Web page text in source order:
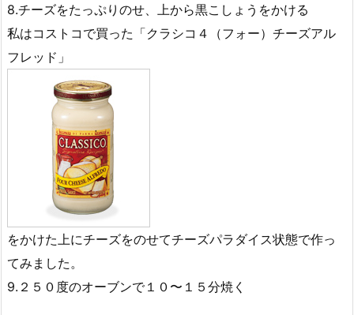
8.チーズをたっぷりのせ、上から黒こしょうをかける
私はコストコで買った「クラシコ４（フォー）チーズアル
フレッド」
をかけた上にチーズをのせてチーズパラダイス状態で作っ
てみました。
9.２５０度のオーブンで１０〜１５分焼く